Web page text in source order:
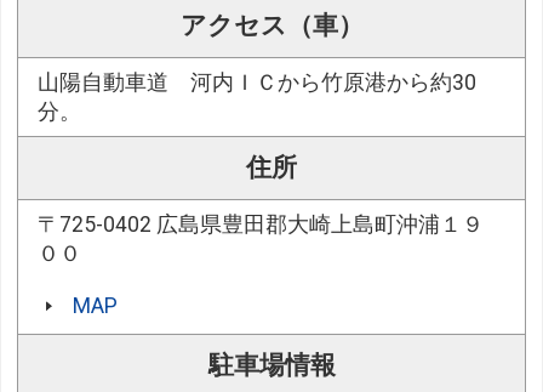
アクセス（車）
山陽自動車道 河内ＩＣから竹原港から約30
分。
住所
〒725-0402 広島県豊田郡大崎上島町沖浦１９
００
MAP
駐車場情報